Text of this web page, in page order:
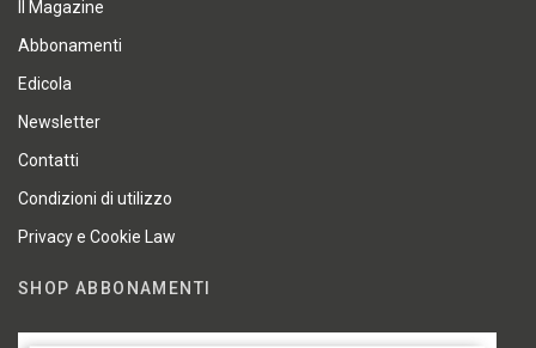
Il Magazine
Abbonamenti
Edicola
Newsletter
Contatti
Condizioni di utilizzo
Privacy e Cookie Law
SHOP ABBONAMENTI